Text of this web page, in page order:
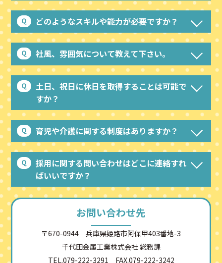
どのようなスキルや能力が必要ですか？
社風、雰囲気について教えて下さい。
土日、祝日に休日を取得することは可能で
すか？
育児や介護に関する制度はありますか？
採用に関する問い合わせはどこに連絡すれ
ばいいですか？
お問い合わせ先
〒670-0944 兵庫県姫路市阿保甲403番地-3
千代田金属工業株式会社 総務課
TEL.079-222-3291 FAX.079-222-3242